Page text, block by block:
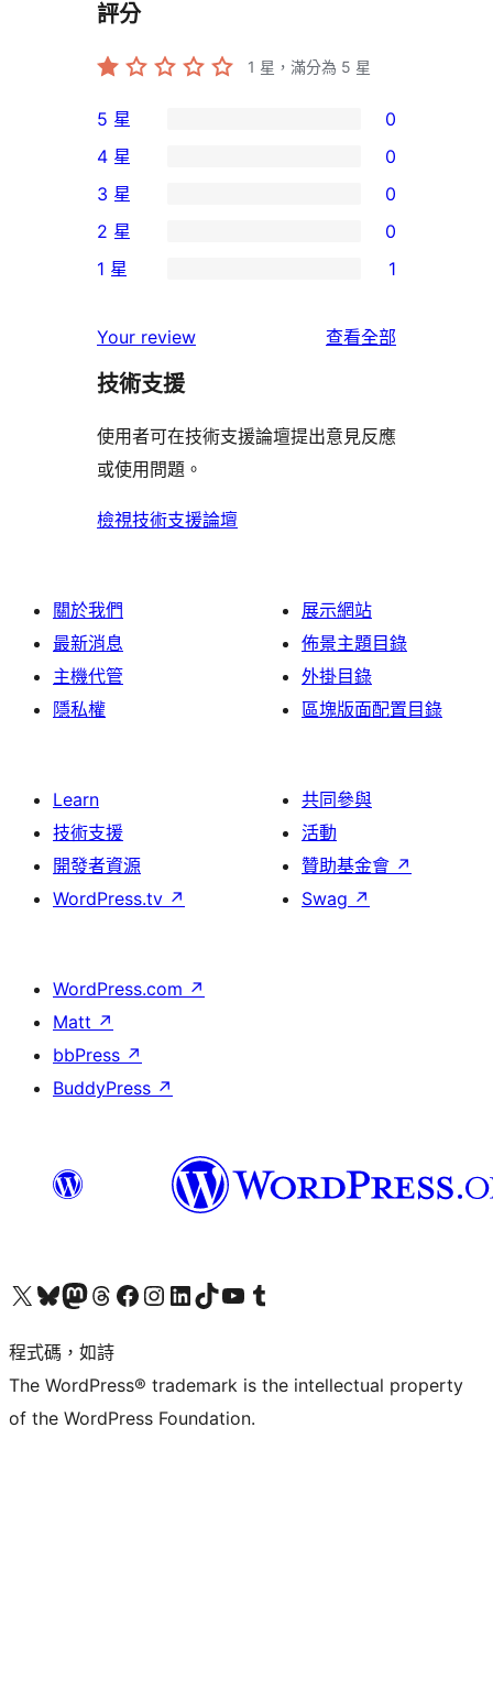
評分
1 星，滿分為 5 星
0
個
5
星
使
者
論
5 星 0
個
4
星
用
者
論
4 星 0
0
個
3
使
用
評
論
3 星 0
個
星
使
者
評
論
2 星 0
1
星
用
者
評
1 星 1
Your review 查看全部
評
技術支援
使用者可在技術支援論壇提出意見反應
或使用問題。
檢視技術支援論壇
關於我們
最新消息
主機代管
隱私權
展示網站
佈景主題目錄
外掛目錄
區塊版面配置目錄
Learn
技術支援
開發者資源
WordPress.tv ↗
共同參與
活動
贊助基金會 ↗
Swag ↗
WordPress.com ↗
Matt ↗
bbPress ↗
BuddyPress ↗
查看我們的 X (之前的 Twitter) 帳號造訪我們的 Bluesky 帳號造訪我們的 Mastodon 帳號造訪我們的 Threads 帳號 造訪我們的 Facebook 粉絲專頁Visit our Instagram account
Visit our LinkedIn account
造訪我們的 TikTok 帳號Visit our YouTube channel
造訪我們的 Tumblr 帳號
程式碼，如詩
The WordPress® trademark is the intellectual property
of the WordPress Foundation.